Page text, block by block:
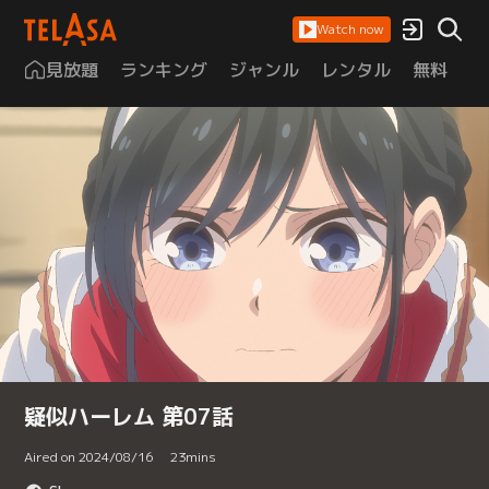
Watch now
見放題 ランキング ジャンル レンタル 無料
疑似ハーレム 第07話
Aired on 2024/08/16 23mins